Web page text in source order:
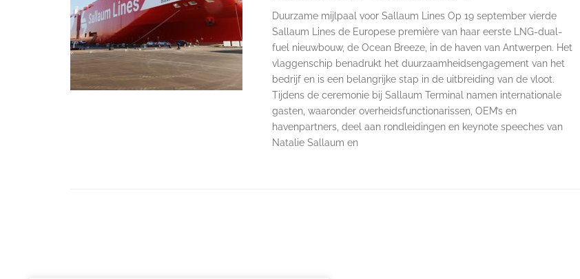
Duurzame mijlpaal voor Sallaum Lines Op 19 september vierde
Sallaum Lines de Europese première van haar eerste LNG-dual-
fuel nieuwbouw, de Ocean Breeze, in de haven van Antwerpen. Het
vlaggenschip benadrukt het duurzaamheidsengagement van het
bedrijf en is een belangrijke stap in de uitbreiding van de vloot.
Tijdens de ceremonie bij Sallaum Terminal namen internationale
gasten, waaronder overheidsfunctionarissen, OEM’s en
havenpartners, deel aan rondleidingen en keynote speeches van
Natalie Sallaum en